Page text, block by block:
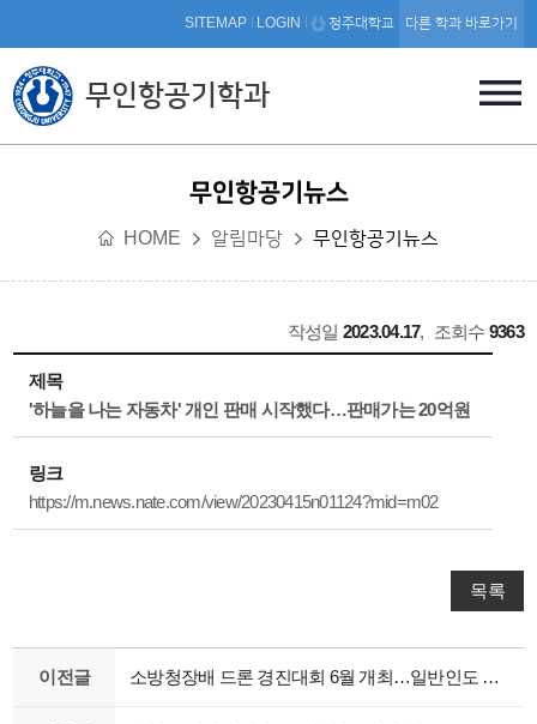
본문 바로가기
무인항공기학과
SITEMAP LOGIN 청주대학교 다른 학과 바로가기
무인항공기뉴스
HOME 알림마당 무인항공기뉴스
작성일 2023.04.17, 조회수 9363
제목
'하늘을 나는 자동차' 개인 판매 시작했다…판매가는 20억원
링크
https://m.news.nate.com/view/20230415n01124?mid=m02
목록
이전글 소방청장배 드론 경진대회 6월 개최…일반인도 가능